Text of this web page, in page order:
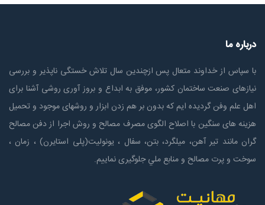
درباره ما
با سپاس از خداوند متعال پس ازچندين سال تلاش خستگی ناپذير و بررسی
نیازهای صنعت ساختمان كشور، موفق به ابداع و بروز آوری روشی آشنا برای
اهل علم وفن گردیده ایم که بدون بر هم زدن ابزار و روشهای موجود و تحمیل
هزینه های سنگین با اصلاح الگوی مصرف مصالح و روش اجرا از دفن مصالح
گران مانند تیر آهن، میلگرد، بتن، سفال ، یونولیت(پلی استايرن) ، زمان ،
سوخت و پرت مصالح و منابع ملي جلوگیری نماییم.